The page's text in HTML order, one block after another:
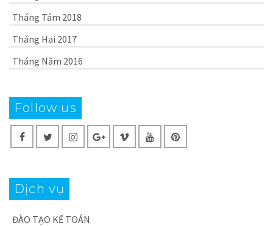
Tháng Tám 2018
Tháng Hai 2017
Tháng Năm 2016
Follow us
Dịch vụ
ĐÀO TẠO KẾ TOÁN